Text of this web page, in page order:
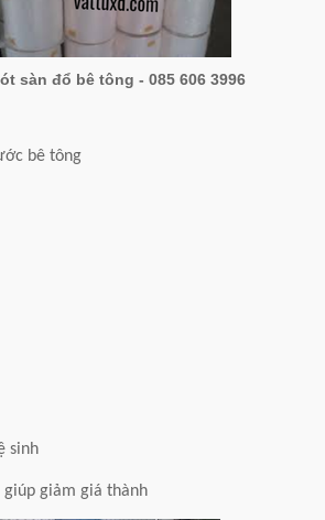
sàn đổ bê tông - 085 606 3996
bê tông
sinh
giảm giá thành